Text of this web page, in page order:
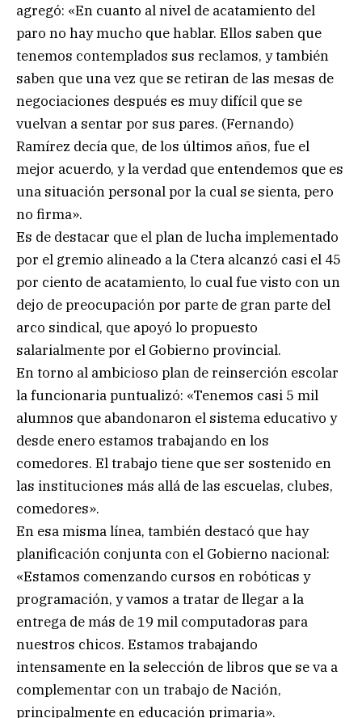
agregó: «En cuanto al nivel de acatamiento del
paro no hay mucho que hablar. Ellos saben que
tenemos contemplados sus reclamos, y también
saben que una vez que se retiran de las mesas de
negociaciones después es muy difícil que se
vuelvan a sentar por sus pares. (Fernando)
Ramírez decía que, de los últimos años, fue el
mejor acuerdo, y la verdad que entendemos que es
una situación personal por la cual se sienta, pero
no firma».
Es de destacar que el plan de lucha implementado
por el gremio alineado a la Ctera alcanzó casi el 45
por ciento de acatamiento, lo cual fue visto con un
dejo de preocupación por parte de gran parte del
arco sindical, que apoyó lo propuesto
salarialmente por el Gobierno provincial.
En torno al ambicioso plan de reinserción escolar
la funcionaria puntualizó: «Tenemos casi 5 mil
alumnos que abandonaron el sistema educativo y
desde enero estamos trabajando en los
comedores. El trabajo tiene que ser sostenido en
las instituciones más allá de las escuelas, clubes,
comedores».
En esa misma línea, también destacó que hay
planificación conjunta con el Gobierno nacional:
«Estamos comenzando cursos en robóticas y
programación, y vamos a tratar de llegar a la
entrega de más de 19 mil computadoras para
nuestros chicos. Estamos trabajando
intensamente en la selección de libros que se va a
complementar con un trabajo de Nación,
principalmente en educación primaria».